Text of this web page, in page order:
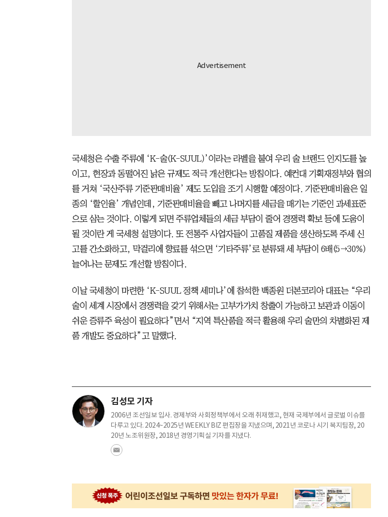
국세청은 수출 주류에 ‘K-술(K-SUUL)’이라는 라벨을 붙여 우리 술 브랜드 인지도를 높
이고, 현장과 동떨어진 낡은 규제도 적극 개선한다는 방침이다. 예컨대 기획재정부와 협의
를 거쳐 ‘국산주류 기준판매비율’ 제도 도입을 조기 시행할 예정이다. 기준판매비율은 일
종의 ‘할인율’ 개념인데, 기준판매비율을 빼고 나머지를 세금을 매기는 기준인 과세표준
으로 삼는 것이다. 이렇게 되면 주류업체들의 세금 부담이 줄어 경쟁력 확보 등에 도움이
될 것이란 게 국세청 설명이다. 또 전통주 사업자들이 고품질 제품을 생산하도록 주세 신
고를 간소화하고, 막걸리에 향료를 섞으면 ‘기타주류’로 분류돼 세 부담이 6배(5→30%)
늘어나는 문제도 개선할 방침이다.
이날 국세청이 마련한 ‘K-SUUL 정책 세미나’에 참석한 백종원 더본코리아 대표는 “우리
술이 세계 시장에서 경쟁력을 갖기 위해서는 고부가가치 창출이 가능하고 보관과 이동이
쉬운 증류주 육성이 필요하다”면서 “지역 특산품을 적극 활용해 우리 술만의 차별화된 제
품 개발도 중요하다”고 말했다.
김성모 기자
2006년 조선일보 입사. 경제부와 사회정책부에서 오래 취재했고, 현재 국제부에서 글로벌 이슈를
다루고 있다. 2024~2025년 WEEKLY BIZ 편집장을 지냈으며, 2021년 코로나 시기 복지팀장, 20
20년 노조위원장, 2018년 경영기획실 기자를 지냈다.